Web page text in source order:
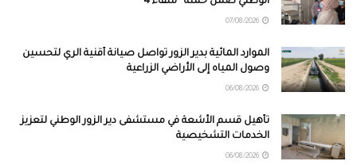
الموارد المائية بدير الزور تواصل صيانة أقنية الري لتحسين
وصول المياه إلى الأراضي الزراعية
تأهيل قسم الأشعة في مستشفى دير الزور الوطني لتعزيز
الخدمات التشخيصية